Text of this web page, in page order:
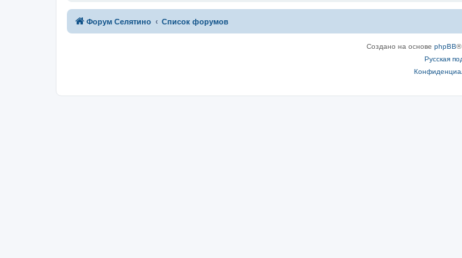
Форум Селятино Список форумов
Создано на основе phpBB®
Русская